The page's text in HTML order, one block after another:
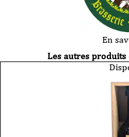
En
Les autres